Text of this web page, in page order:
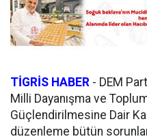
TİGRİS HABER - DEM
Milli Dayanışma ve
Güçlendirilmesine Dair
düzenleme bütün